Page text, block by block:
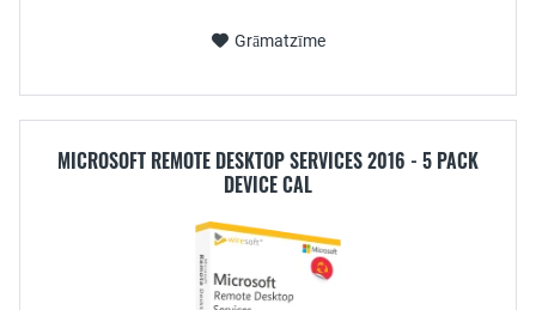
Grāmatzīme
MICROSOFT REMOTE DESKTOP SERVICES 2016 - 5 PACK
DEVICE CAL